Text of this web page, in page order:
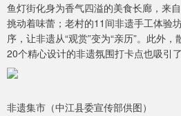
鱼灯街化身为香气四溢的美食长廊，来
挑动着味蕾；老村的11间非遗手工体验
序，让非遗从“观赏”变为“亲历”。此外
20个精心设计的非遗氛围打卡点也吸引
非遗集市（中江县委宣传部供图）